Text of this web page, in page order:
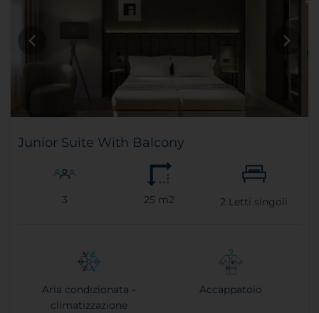
Junior Suite With Balcony
3 25 m2 2 Letti singoli
Aria condizionata -
climatizzazione
Accappatoio